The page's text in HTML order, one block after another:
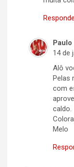
Paulo
14 de
Alô
Pelas
com
caldo.
Melo